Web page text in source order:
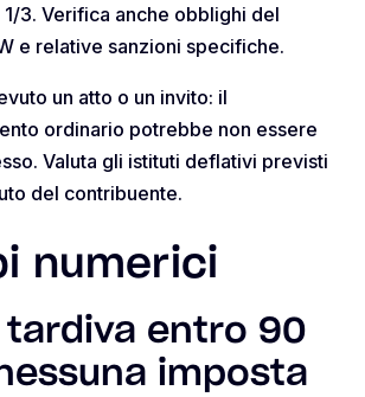
1/3. Verifica anche obblighi del
e relative sanzioni specifiche.
un atto o un invito: il
ordinario potrebbe non essere
Valuta gli istituti deflativi previsti
del contribuente.
numerici
tardiva entro 90
imposta